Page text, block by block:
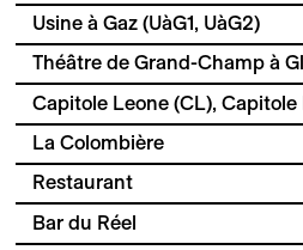
Usine à Gaz (UàG1, UàG2)
Théâtre de Grand-Champ à
Capitole Leone (CL), Capitole
La Colombière
Restaurant
Bar du Réel